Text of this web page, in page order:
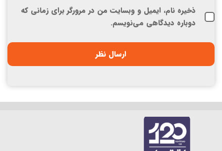
ذخیره نام، ایمیل و وبسایت من در مرورگر برای زمانی که
دوباره دیدگاهی می‌نویسم.